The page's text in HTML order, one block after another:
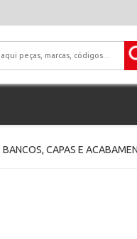
BANCOS, CAPAS E